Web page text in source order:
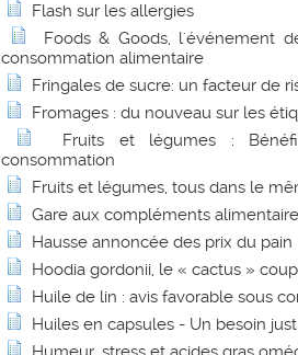
Flash sur les allergies
Foods & Goods, l'événement
consommation alimentaire
Fringales de sucre: un facteur de
Fromages : du nouveau sur les
Fruits et légumes :
consommation
Fruits et légumes, tous dans le
Gare aux compléments
Hausse annoncée des prix du pain
Hoodia gordonii, le « cactus »
Huile de lin : avis favorable sous
Huiles en capsules - Un besoin